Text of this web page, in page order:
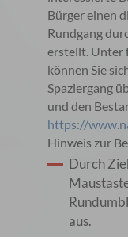
Bürger einen
Rundgang
erstellt. Unter
können Sie
Spaziergang
und den
https://
Hinweis zur
Durch
aus.